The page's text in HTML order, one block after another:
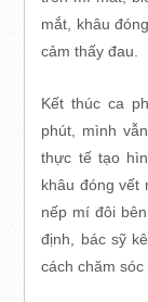
mắt, khâu
cảm thấy đau.
Kết thúc ca
phút, mình
thực tế tạo
khâu đóng vết
nếp mí đôi
định, bác sỹ
cách chăm sóc